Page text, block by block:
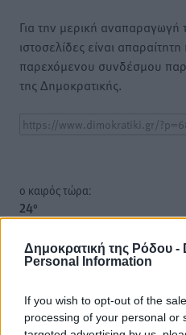
Δημοκρατική της Ρόδου -
Personal Information
If you wish to opt-out of the
processing of your personal or
Για την μερική αναπαραγωγή
ιστοσελίδες είναι
παρεχόμενου συνδέσμου
της Δημοκρατικής.
o καιρός τώρα:
24°
41%
°/
06:18